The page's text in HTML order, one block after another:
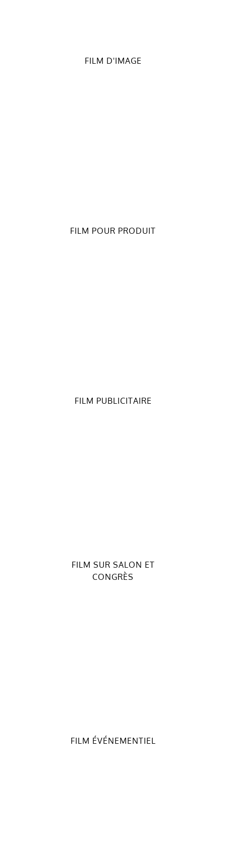
FILM D'IMAGE
FILM POUR PRODUIT
FILM PUBLICITAIRE
FILM SUR SALON ET
CONGRÈS
FILM ÉVÉNEMENTIEL